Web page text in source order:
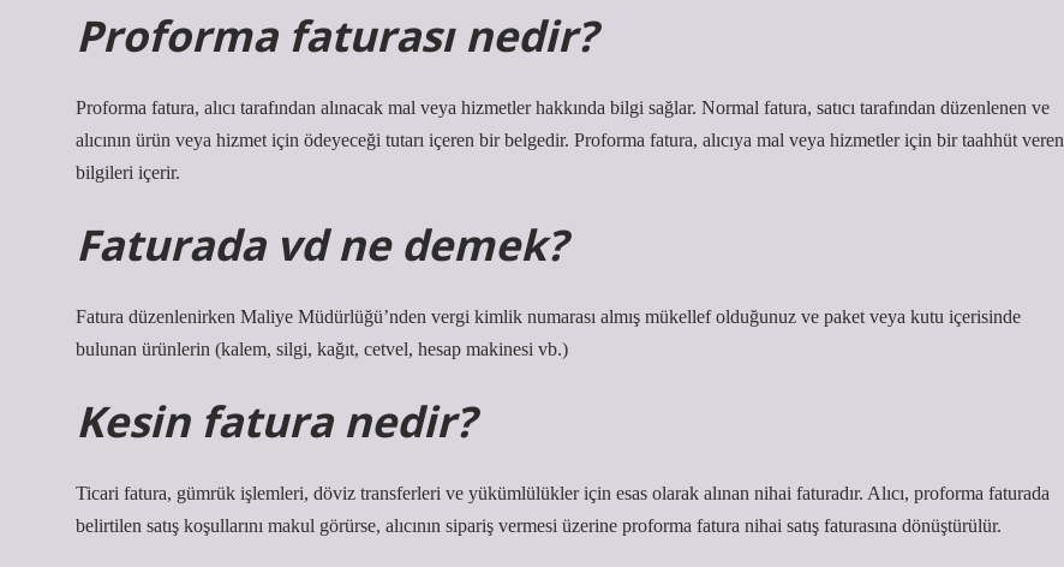
Proforma faturası nedir?
Proforma fatura, alıcı tarafından alınacak mal veya hizmetler hakkında bilgi sağlar. Normal fatura, satıcı tarafından düzenlenen ve
alıcının ürün veya hizmet için ödeyeceği tutarı içeren bir belgedir. Proforma fatura, alıcıya mal veya hizmetler için bir taahhüt veren
bilgileri içerir.
Faturada vd ne demek?
Fatura düzenlenirken Maliye Müdürlüğü’nden vergi kimlik numarası almış mükellef olduğunuz ve paket veya kutu içerisinde
bulunan ürünlerin (kalem, silgi, kağıt, cetvel, hesap makinesi vb.)
Kesin fatura nedir?
Ticari fatura, gümrük işlemleri, döviz transferleri ve yükümlülükler için esas olarak alınan nihai faturadır. Alıcı, proforma faturada
belirtilen satış koşullarını makul görürse, alıcının sipariş vermesi üzerine proforma fatura nihai satış faturasına dönüştürülür.